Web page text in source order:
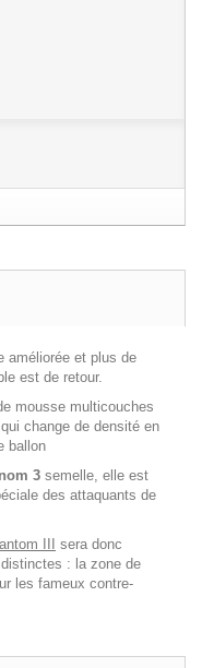
améliorée et plus de
est de retour.
mousse multicouches
change de densité en
ballon
3 semelle, elle est
des attaquants de
III
sera donc
: la zone de
les fameux contre-